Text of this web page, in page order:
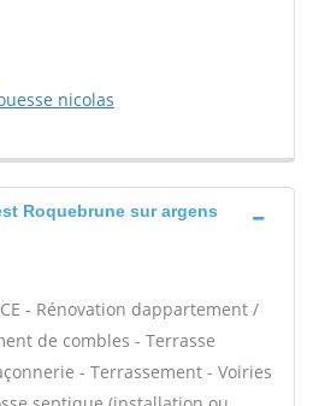
nicolas
Roquebrune sur argens
- Rénovation dappartement /
de combles - Terrasse
- Terrassement - Voiries